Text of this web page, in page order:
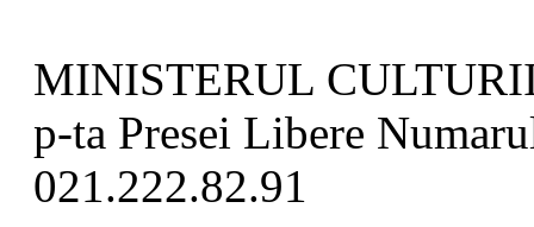
MINISTERUL
p-ta Presei Libere
021.222.82.91